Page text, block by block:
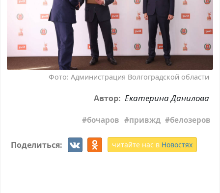
Фото: Администрация Волгоградской области
Автор: Екатерина Данилова
бочаров привжд белозеров
Поделиться: читайте нас в Новостях